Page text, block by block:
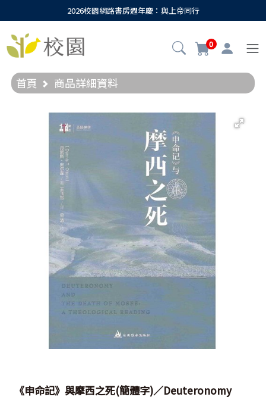
2026校園網路書房週年慶：與上帝同行
0
首頁 商品詳細資料
《申命記》與摩西之死(簡體字)／Deuteronomy